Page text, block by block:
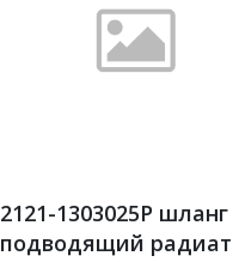
2121-1303025Р шланг
подводящий